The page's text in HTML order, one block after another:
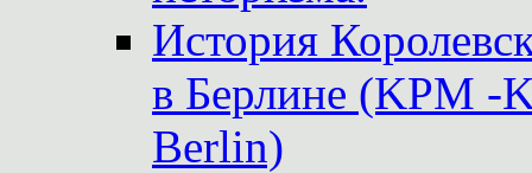
История
в Берлине (KPM -
Berlin)